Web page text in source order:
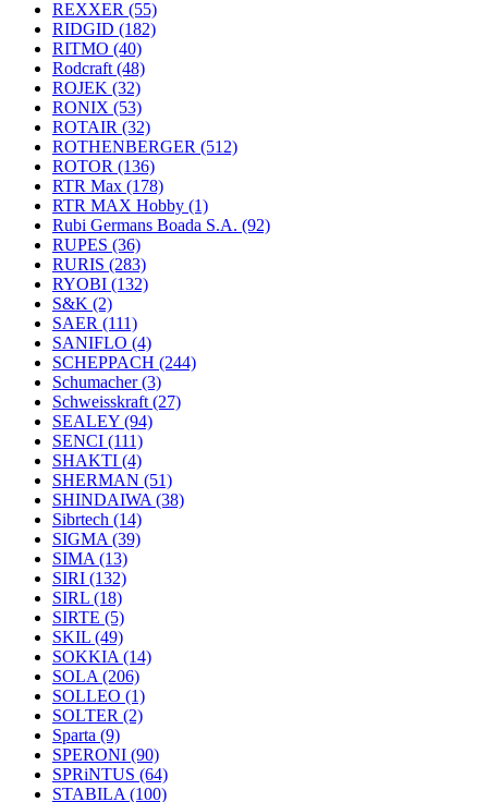
REXXER (55)
RIDGID (182)
RITMO (40)
Rodcraft (48)
ROJEK (32)
RONIX (53)
ROTAIR (32)
ROTHENBERGER (512)
ROTOR (136)
RTR Max (178)
RTR MAX Hobby (1)
Rubi Germans Boada S.A. (92)
RUPES (36)
RURIS (283)
RYOBI (132)
S&K (2)
SAER (111)
SANIFLO (4)
SCHEPPACH (244)
Schumacher(3)
Schweisskraft (27)
SEALEY (94)
SENCI (111)
SHAKTI (4)
SHERMAN (51)
SHINDAIWA (38)
Sibrtech (14)
SIGMA (39)
SIMA (13)
SIRI (132)
SIRL (18)
SIRTE (5)
SKIL (49)
SOKKIA (14)
SOLA (206)
SOLLEO (1)
SOLTER (2)
Sparta (9)
SPERONI (90)
SPRiNTUS (64)
STABILA (100)